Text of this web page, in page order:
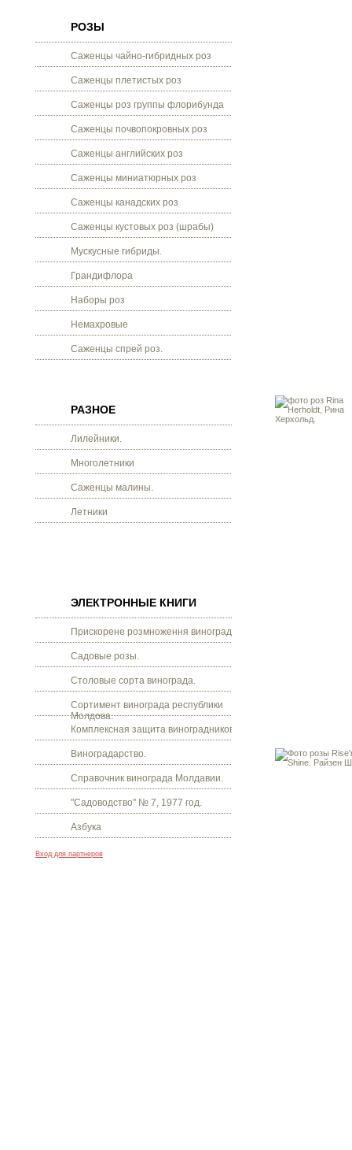
РОЗЫ
Саженцы чайно-гибридных роз
Саженцы плетистых роз
Саженцы роз группы флорибунда
Саженцы почвопокровных роз
Саженцы английских роз
Саженцы миниатюрных роз
Саженцы канадских роз
Саженцы кустовых роз (шрабы)
Мускусные гибриды.
Грандифлора
Наборы роз
Немахровые
Саженцы спрей роз.
РАЗНОЕ
Лилейники.
Многолетники
Саженцы малины.
Летники
ЭЛЕКТРОННЫЕ КНИГИ
Прискорене розмноження винограду.
Садовые розы.
Столовые сорта винограда.
Сортимент винограда республики
Молдова.
Комплексная защита виноградников.
Виноградарство.
Справочник винограда Молдавии.
"Садоводство" № 7, 1977 год.
Азбука
Вход для партнеров